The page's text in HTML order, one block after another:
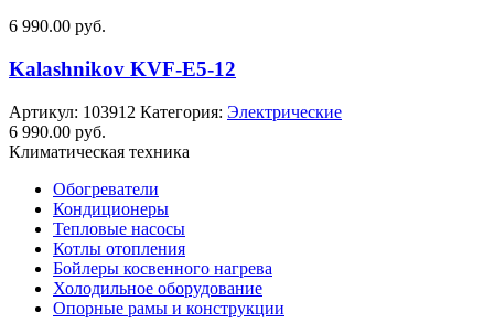
6 990.00 руб.
Kalashnikov KVF-E5-12
Артикул: 103912 Категория: Электрические
6 990.00 руб.
Климатическая техника
Обогреватели
Кондиционеры
Тепловые насосы
Котлы отопления
Бойлеры косвенного нагрева
Холодильное оборудование
Опорные рамы и конструкции